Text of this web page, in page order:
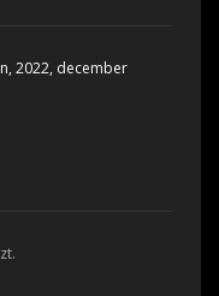
2022, december